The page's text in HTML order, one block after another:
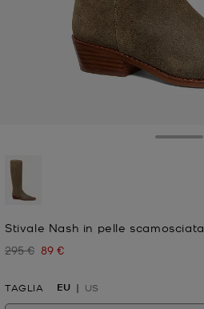
Stivale Nash in pelle scamosciata
Prezzo iniziale
295 € Prezzo attuale
89 €
TAGLIA EU US